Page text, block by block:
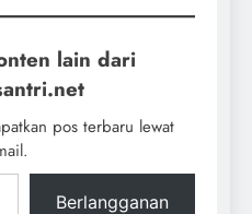
lain dari
pos terbaru lewat
Berlangganan